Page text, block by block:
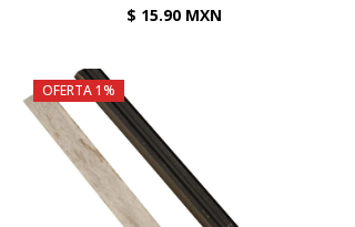
$ 15.90 MXN
OFERTA 1%